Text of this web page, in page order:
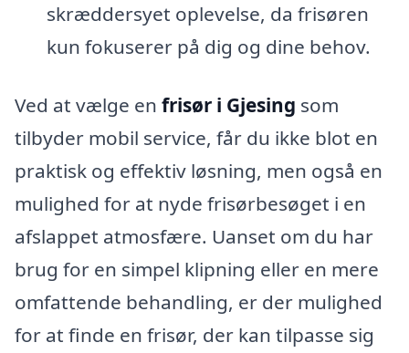
skræddersyet oplevelse, da frisøren
kun fokuserer på dig og dine behov.
Ved at vælge en frisør i Gjesing som
tilbyder mobil service, får du ikke blot en
praktisk og effektiv løsning, men også en
mulighed for at nyde frisørbesøget i en
afslappet atmosfære. Uanset om du har
brug for en simpel klipning eller en mere
omfattende behandling, er der mulighed
for at finde en frisør, der kan tilpasse sig